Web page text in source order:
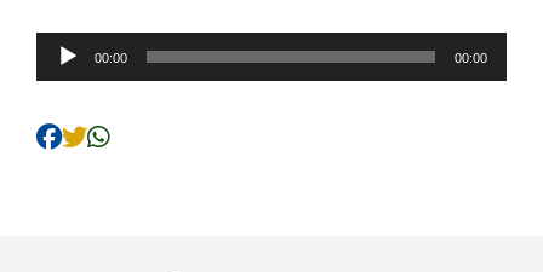
Tocador
de
00:00 00:00